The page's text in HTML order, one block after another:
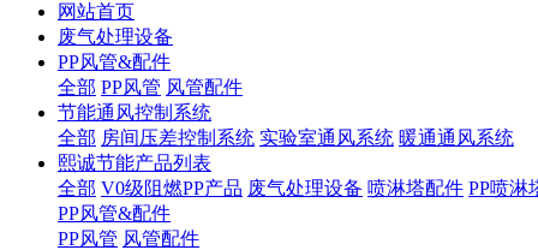
网站首页
废气处理设备
PP风管&配件
全部 PP风管 风管配件
节能通风控制系统
全部 房间压差控制系统 实验室通风系统 暖通通风系统
熙诚节能产品列表
全部 V0级阻燃PP产品 废气处理设备 喷淋塔配件 PP喷淋
PP风管&配件
PP风管 风管配件